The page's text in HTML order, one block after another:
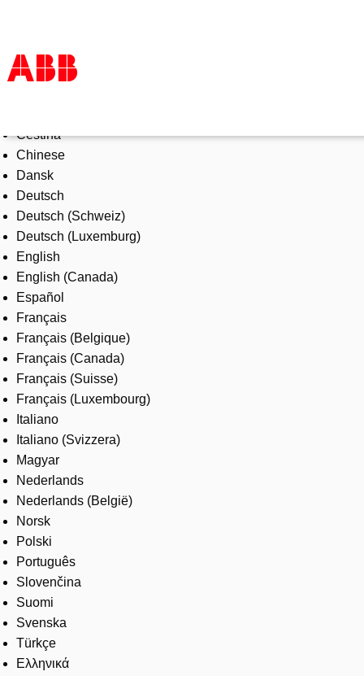
Products & Solutions
Industries
Services
About us
Where to buy
Contact us
Careers
Čeština
Chinese
Dansk
Deutsch
Deutsch (Schweiz)
Deutsch (Luxemburg)
English
English (Canada)
Español
Français
Français (Belgique)
Français (Canada)
Français (Suisse)
Français (Luxembourg)
Italiano
Italiano (Svizzera)
Magyar
Nederlands
Nederlands (België)
Norsk
Polski
Português
Slovenčina
Suomi
Svenska
Türkçe
Ελληνικά